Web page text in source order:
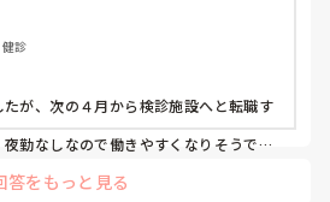
診
が、次の４月から検診施設へと転職す
勤なしなので働きやすくなりそうです
答をもっと見る